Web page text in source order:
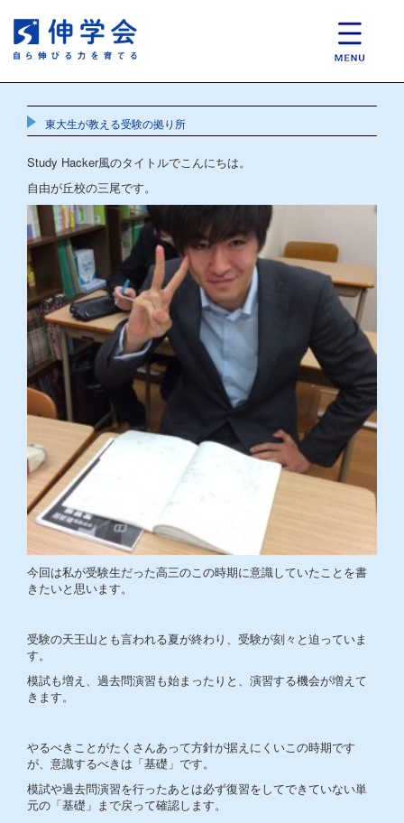
東大生が教える受験の拠り所
Study Hacker風のタイトルでこんにちは。
自由が丘校の三尾です。
今回は私が受験生だった高三のこの時期に意識していたことを書
きたいと思います。
受験の天王山とも言われる夏が終わり、受験が刻々と迫っていま
す。
模試も増え、過去問演習も始まったりと、演習する機会が増えて
きます。
やるべきことがたくさんあって方針が据えにくいこの時期です
が、意識するべきは「基礎」です。
模試や過去問演習を行ったあとは必ず復習をしてできていない単
元の「基礎」まで戻って確認します。